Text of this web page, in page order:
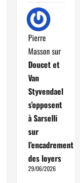
Pierre
Massonsur
Doucet et
Van
Styvendael
s’opposent
à Sarselli
sur
l’encadrement
des loyers
29/06/2026